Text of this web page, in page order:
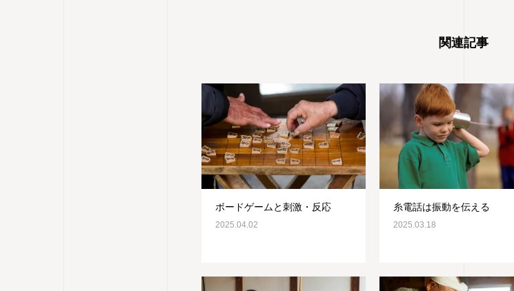
関連記事
ボードゲームと刺激・反応
2025.04.02
糸電話は振動を伝える
2025.03.18